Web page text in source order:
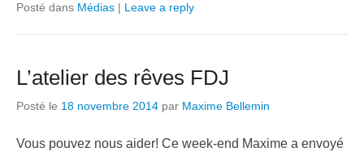
Posté dans Médias | Leave a reply
L’atelier des rêves FDJ
Posté le 18 novembre 2014 par Maxime Bellemin
Vous pouvez nous aider! Ce week-end Maxime a envoyé